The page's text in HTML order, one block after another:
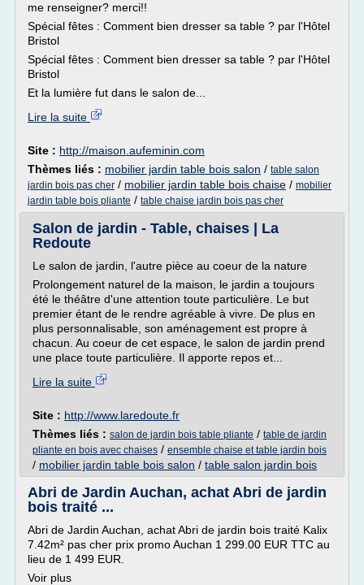
me renseigner? merci!!
Spécial fêtes : Comment bien dresser sa table ? par l'Hôtel
Bristol
Spécial fêtes : Comment bien dresser sa table ? par l'Hôtel
Bristol
Et la lumière fut dans le salon de...
Lire la suite
Site : http://maison.aufeminin.com
Thèmes liés : mobilier jardin table bois salon / table salon
jardin bois pas cher / mobilier jardin table bois chaise / mobilier
jardin table bois pliante / table chaise jardin bois pas cher
Salon de jardin - Table, chaises | La
Redoute
Le salon de jardin, l'autre pièce au coeur de la nature
Prolongement naturel de la maison, le jardin a toujours
été le théâtre d'une attention toute particulière. Le but
premier étant de le rendre agréable à vivre. De plus en
plus personnalisable, son aménagement est propre à
chacun. Au coeur de cet espace, le salon de jardin prend
une place toute particulière. Il apporte repos et...
Lire la suite
Site : http://www.laredoute.fr
Thèmes liés : salon de jardin bois table pliante / table de jardin
pliante en bois avec chaises / ensemble chaise et table jardin bois
/ mobilier jardin table bois salon / table salon jardin bois
Abri de Jardin Auchan, achat Abri de jardin
bois traité ...
Abri de Jardin Auchan, achat Abri de jardin bois traité Kalix
7.42m² pas cher prix promo Auchan 1 299.00 EUR TTC au
lieu de 1 499 EUR.
Voir plus